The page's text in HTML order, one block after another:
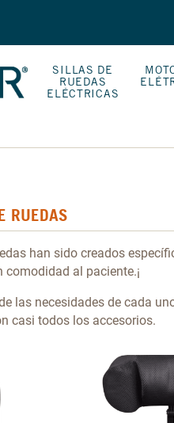
SILLAS DE
RUEDAS
ELÉCTRICAS
RUEDAS
han sido creados
al paciente.¡
las necesidades de cada
casi todos los accesorios.